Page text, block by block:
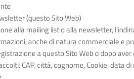
(questo Sito Web)
alla mailing list o alla newsletter,
anche di natura commerciale e
a questo Sito Web o dopo
CAP, città, cognome, Cookie, data